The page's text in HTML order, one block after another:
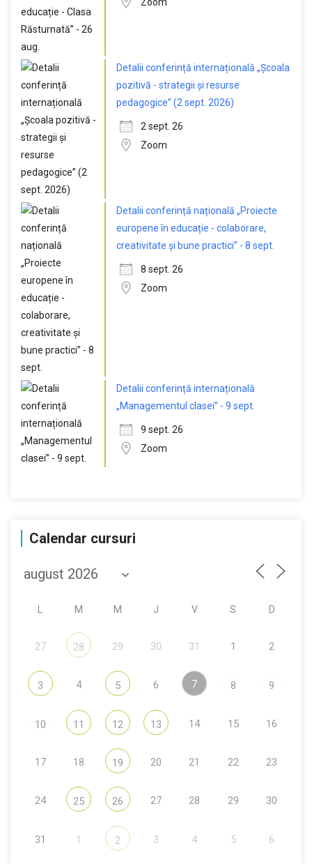
Detalii conferință internațională „Școala
pozitivă - strategii și resurse
pedagogice” (2 sept. 2026)
2 sept. 26
Zoom
Detalii conferință națională „Proiecte
europene în educație - colaborare,
creativitate și bune practici” - 8 sept.
8 sept. 26
Zoom
Detalii conferință internațională
„Managementul clasei” - 9 sept.
9 sept. 26
Zoom
Calendar cursuri
M M J V S D
27 28 29 30 31 1 2
3 4 5 6 7 8 9
10 11 12 13 14 15 16
17 18 19 20 21 22 23
24 25 26 27 28 29 30
31 1 2 3 4 5 6